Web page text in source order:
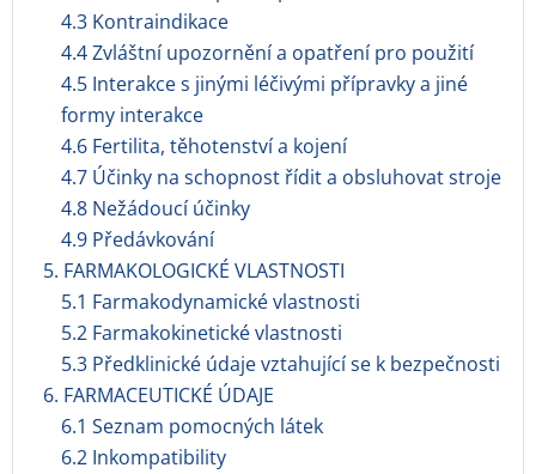
4.3 Kontraindikace
4.4 Zvláštní upozornění a opatření pro použití
4.5 Interakce s jinými léčivými přípravky a jiné
formy interakce
4.6 Fertilita, těhotenství a kojení
4.7 Účinky na schopnost řídit a obsluhovat stroje
4.8 Nežádoucí účinky
4.9 Předávkování
5. FARMAKOLOGICKÉ VLASTNOSTI
5.1 Farmakodynamické vlastnosti
5.2 Farmakokinetické vlastnosti
5.3 Předklinické údaje vztahující se k bezpečnosti
6. FARMACEUTICKÉ ÚDAJE
6.1 Seznam pomocných látek
6.2 Inkompatibility